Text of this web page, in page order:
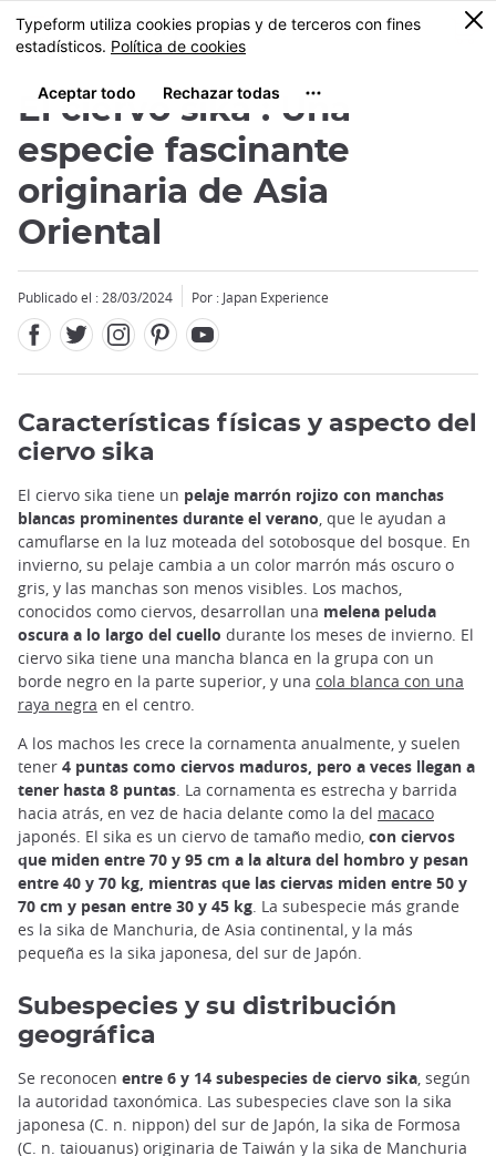
Tamaño
MENU
0
El ciervo sika : Una
especie fascinante
originaria de Asia
Oriental
Publicado el : 28/03/2024 Por : Japan Experience
Características físicas y aspecto del
ciervo sika
El ciervo sika tiene un pelaje marrón rojizo con manchas
blancas prominentes durante el verano, que le ayudan a
camuflarse en la luz moteada del sotobosque del bosque. En
invierno, su pelaje cambia a un color marrón más oscuro o
gris, y las manchas son menos visibles. Los machos,
conocidos como ciervos, desarrollan una melena peluda
oscura a lo largo del cuello durante los meses de invierno. El
ciervo sika tiene una mancha blanca en la grupa con un
borde negro en la parte superior, y una cola blanca con una
raya negra en el centro.
A los machos les crece la cornamenta anualmente, y suelen
tener 4 puntas como ciervos maduros, pero a veces llegan a
tener hasta 8 puntas. La cornamenta es estrecha y barrida
hacia atrás, en vez de hacia delante como la del macaco
japonés. El sika es un ciervo de tamaño medio, con ciervos
que miden entre 70 y 95 cm a la altura del hombro y pesan
entre 40 y 70 kg, mientras que las ciervas miden entre 50 y
70 cm y pesan entre 30 y 45 kg. La subespecie más grande
es la sika de Manchuria, de Asia continental, y la más
pequeña es la sika japonesa, del sur de Japón.
Subespecies y su distribución
geográfica
Se reconocen entre 6 y 14 subespecies de ciervo sika, según
la autoridad taxonómica. Las subespecies clave son la sika
japonesa (C. n. nippon) del sur de Japón, la sika de Formosa
(C. n. taiouanus) originaria de Taiwán y la sika de Manchuria